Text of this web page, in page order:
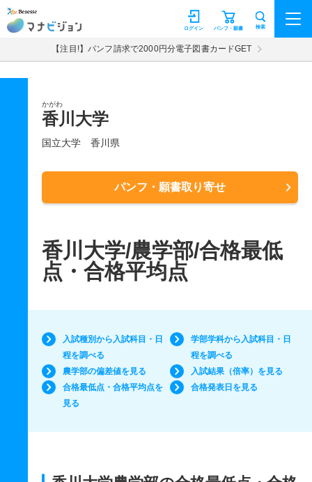
マナビジョン パンフ・願書
ログイン 検索
【注目!】パンフ請求で2000円分電子図書カードGET
かがわ
香川大学
国立大学 香川県
パンフ・願書取り寄せ
香川大学/農学部/合格最低
点・合格平均点
入試種別から入試科目・日
程を調べる
学部学科から入試科目・日
程を調べる
農学部の偏差値を見る
入試結果（倍率）を見る
合格最低点・合格平均点を
見る
合格発表日を見る